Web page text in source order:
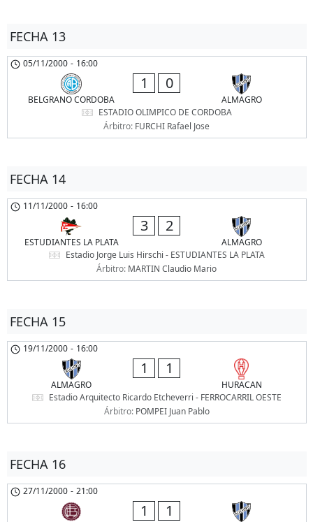
FECHA 13
05/11/2000 - 16:00
BELGRANO CORDOBA
1 0
ALMAGRO
ESTADIO OLIMPICO DE CORDOBA
Árbitro: FURCHI Rafael Jose
FECHA 14
11/11/2000 - 16:00
ESTUDIANTES LA PLATA
3 2
ALMAGRO
Estadio Jorge Luis Hirschi - ESTUDIANTES LA PLATA
Árbitro: MARTIN Claudio Mario
FECHA 15
19/11/2000 - 16:00
ALMAGRO
1 1
HURACAN
Estadio Arquitecto Ricardo Etcheverri - FERROCARRIL OESTE
Árbitro: POMPEI Juan Pablo
FECHA 16
27/11/2000 - 21:00
1 1